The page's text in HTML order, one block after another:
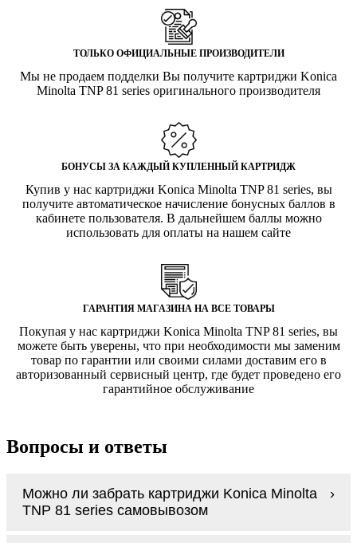
ТОЛЬКО ОФИЦИАЛЬНЫЕ ПРОИЗВОДИТЕЛИ
Мы не продаем подделки Вы получите картриджи Konica
Minolta TNP 81 series оригинального производителя
БОНУСЫ ЗА КАЖДЫЙ КУПЛЕННЫЙ КАРТРИДЖ
Купив у нас картриджи Konica Minolta TNP 81 series, вы
получите автоматическое начисление бонусных баллов в
кабинете пользователя. В дальнейшем баллы можно
использовать для оплаты на нашем сайте
ГАРАНТИЯ МАГАЗИНА НА ВСЕ ТОВАРЫ
Покупая у нас картриджи Konica Minolta TNP 81 series, вы
можете быть уверены, что при необходимости мы заменим
товар по гарантии или своими силами доставим его в
авторизованный сервисный центр, где будет проведено его
гарантийное обслуживание
Вопросы и ответы
Можно ли забрать картриджи Konica Minolta
TNP 81 series самовывозом